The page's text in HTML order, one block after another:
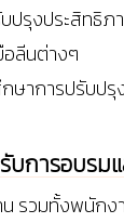
ปรุงประสิทธิ
อลีนต่างๆ
าการปรับปรุ
การอบรม
รวมทั้งพนักง